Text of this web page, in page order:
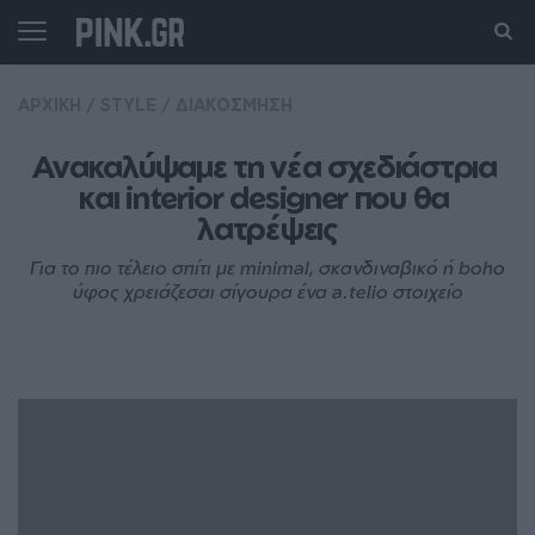
Ανακαλύψαμε τη νέα σχεδιάστρια
και interior designer που θα
λατρέψεις
Για το πιο τέλειο σπίτι με minimal, σκανδιναβικό ή boho
ύφος χρειάζεσαι σίγουρα ένα a.telio στοιχείο